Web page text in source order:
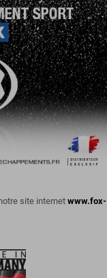
site internet www.fox-